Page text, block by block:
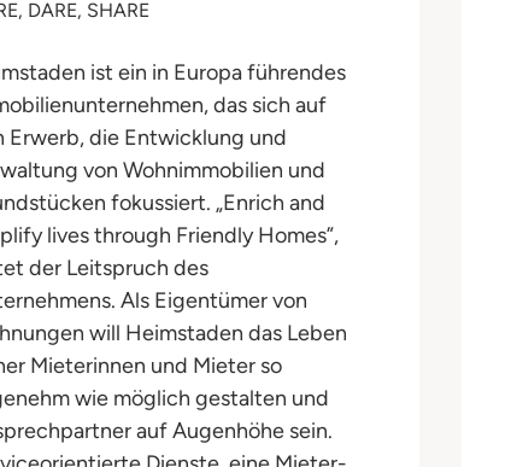
DARE, SHARE
ist ein in Europa führendes
das sich auf
Erwerb, die Entwicklung und
von Wohnimmobilien und
fokussiert. „Enrich and
lives through Friendly Homes”,
der Leitspruch des
Als Eigentümer von
will Heimstaden das Leben
Mieterinnen und Mieter so
wie möglich gestalten und
auf Augenhöhe sein.